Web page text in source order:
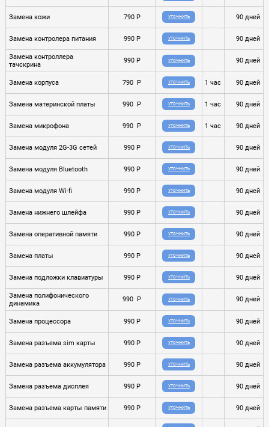
Замена кожи 790 P УТОЧНИТЬ 90 дней
Замена контролера питания 990 P УТОЧНИТЬ 90 дней
Замена контроллера
тачскрина
990 P УТОЧНИТЬ 90 дней
Замена корпуса 790 P УТОЧНИТЬ 1 час 90 дней
Замена материнской платы 990 P УТОЧНИТЬ 1 час 90 дней
Замена микрофона 990 P УТОЧНИТЬ 1 час 90 дней
Замена модуля 2G-3G сетей 990 P УТОЧНИТЬ 90 дней
Замена модуля Bluetooth 990 P УТОЧНИТЬ 90 дней
Замена модуля Wi-fi 990 P УТОЧНИТЬ 90 дней
Замена нижнего шлейфа 990 P УТОЧНИТЬ 90 дней
Замена оперативной памяти 990 P УТОЧНИТЬ 90 дней
Замена платы 990 P УТОЧНИТЬ 90 дней
Замена подложки клавиатуры 990 P УТОЧНИТЬ 90 дней
Замена полифонического
динамика
990 P УТОЧНИТЬ 90 дней
Замена процессора 990 P УТОЧНИТЬ 90 дней
Замена разъема sim карты 990 P УТОЧНИТЬ 90 дней
Замена разъема аккумулятора 990 P УТОЧНИТЬ 90 дней
Замена разъема дисплея 990 P УТОЧНИТЬ 90 дней
Замена разъема карты памяти 990 P УТОЧНИТЬ 90 дней